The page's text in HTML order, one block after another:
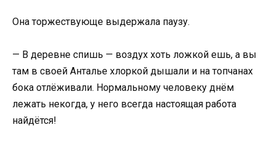
Она торжествующе выдержала паузу.
— В деревне спишь — воздух хоть ложкой ешь, а вы
там в своей Анталье хлоркой дышали и на топчанах
бока отлёживали. Нормальному человеку днём
лежать некогда, у него всегда настоящая работа
найдётся!